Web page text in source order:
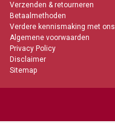
Verzenden & retourneren
Betaalmethoden
Verdere kennismaking met ons
Algemene voorwaarden
Privacy Policy
Disclaimer
Sitemap